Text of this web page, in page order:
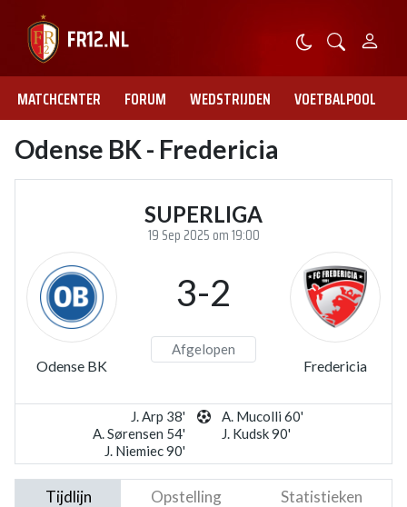
MATCHCENTER FORUM WEDSTRIJDEN VOETBALPOOL
Odense BK - Fredericia
SUPERLIGA
19 Sep 2025 om 19:00
Odense BK
3-2
Afgelopen
Fredericia
J. Arp 38'
A. Sørensen 54'
J. Niemiec 90'
A. Mucolli 60'
J. Kudsk 90'
Tijdlijn Opstelling Statistieken